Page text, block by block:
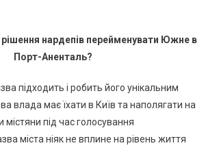
нардепів перейменувати Южне в
Порт-Аненталь?
підходить і робить його унікальним
влада має їхати в Київ та наполягати на
містяни під час голосування
міста ніяк не вплине на рівень життя